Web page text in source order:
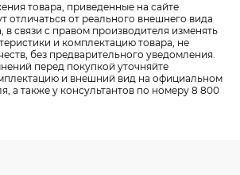
товара, приведенные на сайте
отличаться от реального внешнего вида
в связи с правом производителя изменять
и комплектацию товара, не
без предварительного уведомления.
перед покупкой уточняйте
и внешний вид на официальном
а также у консультантов по номеру 8 800